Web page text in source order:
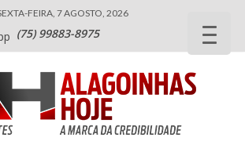
FEIRA, 7 AGOSTO, 2026
(75) 99883-8975